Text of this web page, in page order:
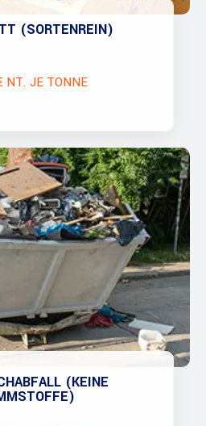
(SORTENREIN)
NT. JE TONNE
(KEINE